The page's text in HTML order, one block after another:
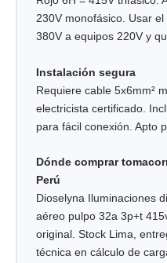
230V monofásico. Usar
380V a equipos 220V y
Instalación segura
Requiere cable 5x6mm²
electricista certificado.
para fácil conexión. Apto
Dónde comprar
Perú
Dioselyna Iluminaciones
aéreo pulpo 32a 3p+t
original. Stock Lima,
técnica en cálculo de